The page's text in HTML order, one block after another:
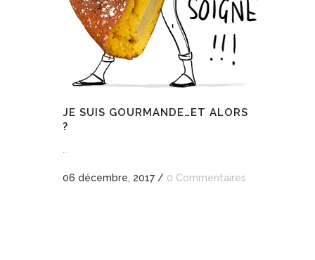
JE SUIS GOURMANDE…ET ALORS
?
06 décembre, 2017 / 0 Commentaires